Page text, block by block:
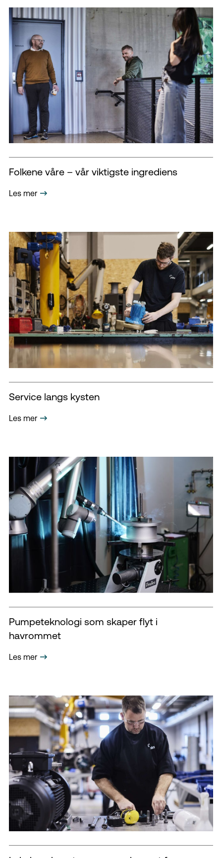
Folkene våre – vår viktigste ingrediens
Les mer
Service langs kysten
Les mer
Pumpeteknologi som skaper flyt i
havrommet
Les mer